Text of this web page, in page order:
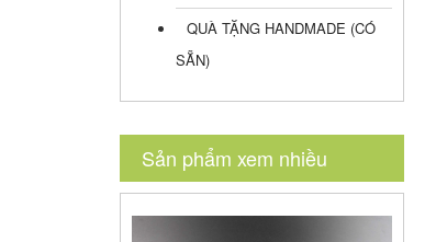
QUÀ TẶNG HANDMADE (CÓ
SẴN)
Sản phẩm xem nhiều